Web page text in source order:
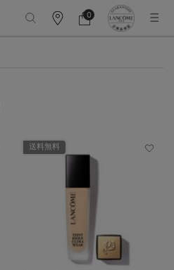
カ
カ
ー
0
0 カート内の製品
送料無料